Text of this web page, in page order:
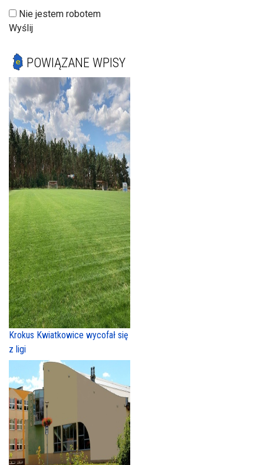
Nie jestem robotem
Wyślij
POWIĄZANE WPISY
Krokus Kwiatkowice wycofał się
z ligi